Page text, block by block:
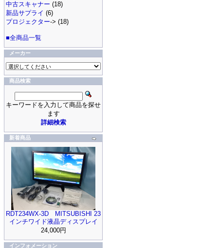
中古スキャナー (18)
新品サプライ (6)
プロジェクター-> (18)
■全商品一覧
メーカー
商品検索
キーワードを入力して商品を探せ
ます
詳細検索
新着商品
RDT234WX-3D MITSUBISHI 23
インチワイド液晶ディスプレイ
24,000円
インフォメーション